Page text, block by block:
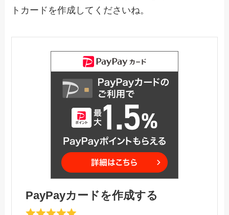
トカードを作成してくださいね。
PayPayカードを作成する